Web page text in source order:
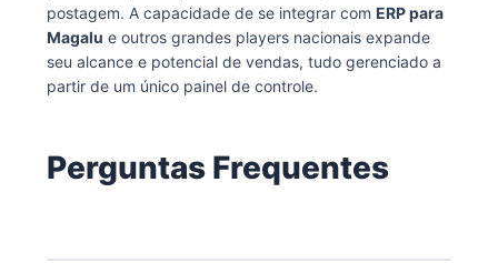
postagem. A capacidade de se integrar com ERP para
Magalu e outros grandes players nacionais expande
seu alcance e potencial de vendas, tudo gerenciado a
partir de um único painel de controle.
Perguntas Frequentes